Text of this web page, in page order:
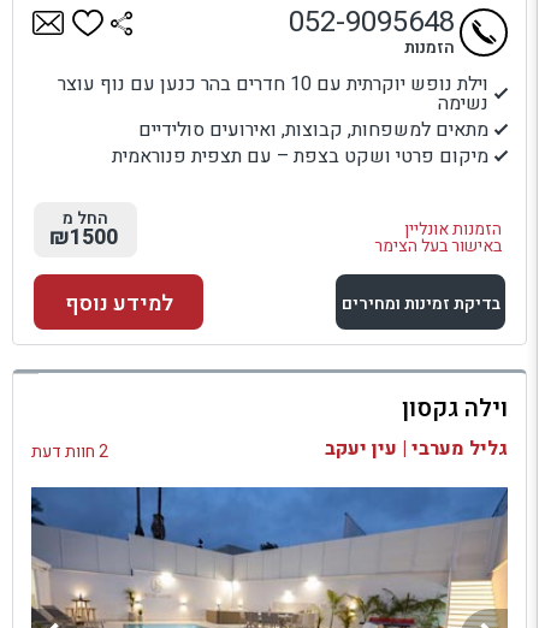
וילת נופש יוקרתית עם 10 חדרים בהר כנען עם נוף עוצר
נשימה
מתאים למשפחות, קבוצות, ואירועים סולידיים
מיקום פרטי ושקט בצפת – עם תצפית פנוראמית
הזמנות אונליין
באישור בעל הצימר
052-9095648
הזמנות
החל מ
₪1500
בדיקת זמינות ומחירים
למתחם זה
בדיקת זמינות ומחירים
למידע נוסף
וילה גקסון
גליל מערבי | עין יעקב 2 חוות דעת